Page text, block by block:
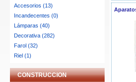
Accesorios (13)
Incandecentes (0)
Lámparas (40)
Decorativa (282)
Farol (32)
Riel (1)
CONSTRUCCION